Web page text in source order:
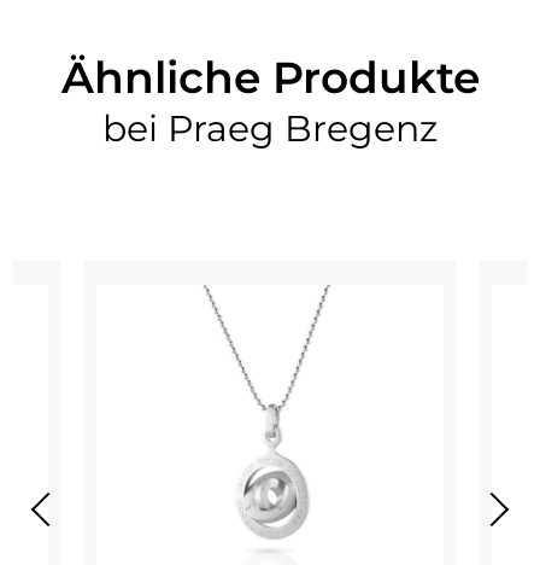
Ähnliche Produkte
bei Praeg Bregenz